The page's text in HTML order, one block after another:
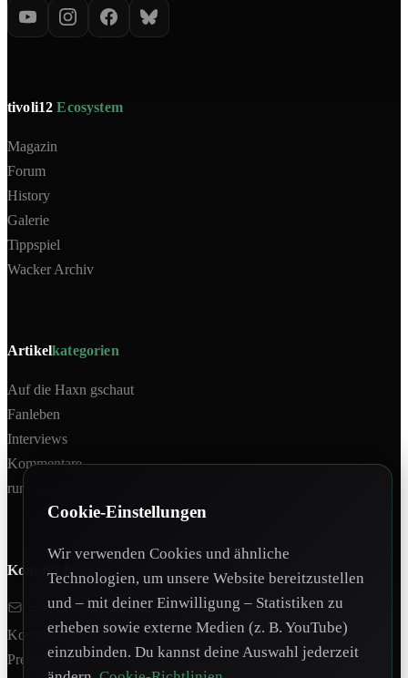
tivoli12Ecosystem
Magazin
Forum
History
Galerie
Tippspiel
Wacker Archiv
Artikelkategorien
Auf die Haxn gschaut
Fanleben
Interviews
Kommentare
rund um Wacker
Kontakt & Mehr
redaktion@tivoli12.at
Kontaktformular
Pressespiegel
Cookie-Einstellungen
Wir verwenden Cookies und ähnliche
Technologien, um unsere Website bereitzustellen
und – mit deiner Einwilligung – Statistiken zu
erheben sowie externe Medien (z. B. YouTube)
einzubinden. Du kannst deine Auswahl jederzeit